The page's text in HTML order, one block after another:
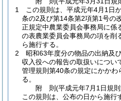
1
この規則は、平成元年4月1日
条の2及び第14条第2項第1号の
正規定中農業委員会事務局に係
の表農業委員会事務局の項を削
ら施行する。
2
昭和63年度分の物品の出納及
収入役への報告の取扱いについ
管理規則第40条の規定にかかわ
る。
附 則(平成元年7月1日規
この規則は、公布の日から施行